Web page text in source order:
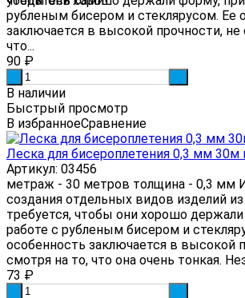
рубленым бисером и стеклярусом. Ее
заключается в высокой прочности, не
что...
90 ₽
В наличии
Быстрый просмотр
В избранноеСравнение
Леска для бисероплетения 0,3 мм 30м
Артикул: 03456
метраж - 30 метров толщина - 0,3 мм
создания отдельных видов изделий из
требуется, чтобы они хорошо
работе с рубленым бисером и
особенность заключается в высокой
смотря на то, что она очень тонкая.
73 ₽